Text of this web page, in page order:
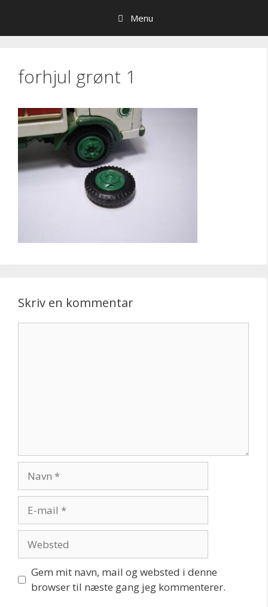
indhold
Menu
forhjul grønt 1
Skriv en kommentar
mail
Gem mit navn, mail og websted i denne
browser til næste gang jeg kommenterer.